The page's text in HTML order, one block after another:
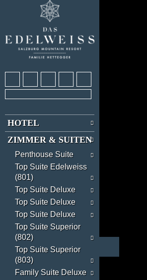
HOTEL
ZIMMER & SUITEN
Penthouse Suite
Top Suite Edelweiss
(801)
Top Suite Deluxe
Top Suite Deluxe
Top Suite Deluxe
Top Suite Superior
(802)
Top Suite Superior
(803)
Family Suite Deluxe